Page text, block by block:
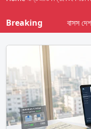
Breaking বাসস দেশ-